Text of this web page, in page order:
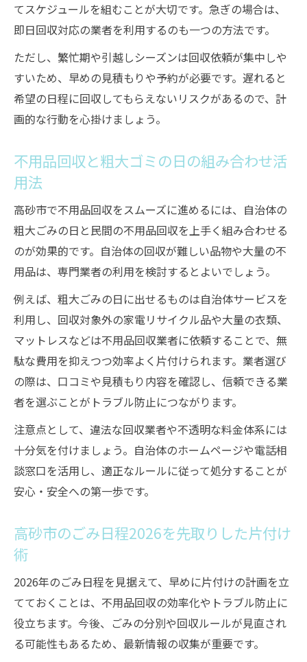
てスケジュールを組むことが大切です。急ぎの場合は、
即日回収対応の業者を利用するのも一つの方法です。
ただし、繁忙期や引越しシーズンは回収依頼が集中しや
すいため、早めの見積もりや予約が必要です。遅れると
希望の日程に回収してもらえないリスクがあるので、計
画的な行動を心掛けましょう。
不用品回収と粗大ゴミの日の組み合わせ活
用法
高砂市で不用品回収をスムーズに進めるには、自治体の
粗大ごみの日と民間の不用品回収を上手く組み合わせる
のが効果的です。自治体の回収が難しい品物や大量の不
用品は、専門業者の利用を検討するとよいでしょう。
例えば、粗大ごみの日に出せるものは自治体サービスを
利用し、回収対象外の家電リサイクル品や大量の衣類、
マットレスなどは不用品回収業者に依頼することで、無
駄な費用を抑えつつ効率よく片付けられます。業者選び
の際は、口コミや見積もり内容を確認し、信頼できる業
者を選ぶことがトラブル防止につながります。
注意点として、違法な回収業者や不透明な料金体系には
十分気を付けましょう。自治体のホームページや電話相
談窓口を活用し、適正なルールに従って処分することが
安心・安全への第一歩です。
高砂市のごみ日程2026を先取りした片付け
術
2026年のごみ日程を見据えて、早めに片付けの計画を立
てておくことは、不用品回収の効率化やトラブル防止に
役立ちます。今後、ごみの分別や回収ルールが見直され
る可能性もあるため、最新情報の収集が重要です。